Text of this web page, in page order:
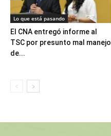
Lo que está pasando
El CNA entregó informe al
TSC por presunto mal manejo
de...